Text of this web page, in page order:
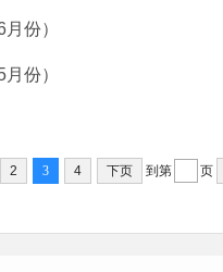
份）
份）
2 3 4 下页 到第 页